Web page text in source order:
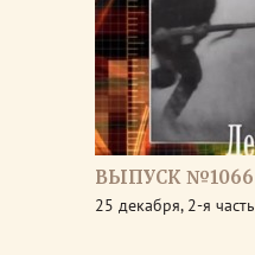
ВЫПУСК №1066
25 декабря, 2-я часть